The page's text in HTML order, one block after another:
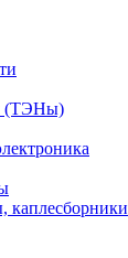
(ТЭНы)
каплесборники